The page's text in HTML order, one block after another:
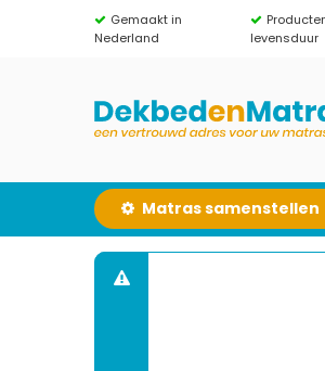
Gemaakt in
Nederland
levensduur
Matras samenstellen